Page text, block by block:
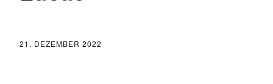
21. DEZEMBER 2022